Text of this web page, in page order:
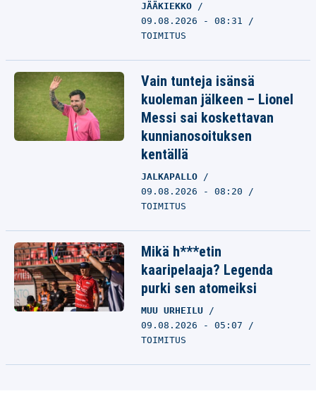
JÄÄKIEKKO
09.08.2026 - 08:31
TOIMITUS
Vain tunteja isänsä
kuoleman jälkeen – Lionel
Messi sai koskettavan
kunnianosoituksen
kentällä
JALKAPALLO
09.08.2026 - 08:20
TOIMITUS
Mikä h***etin
kaaripelaaja? Legenda
purki sen atomeiksi
MUU URHEILU
09.08.2026 - 05:07
TOIMITUS